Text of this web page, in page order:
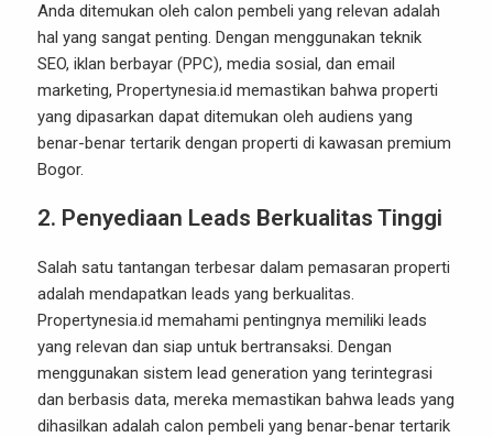
Anda ditemukan oleh calon pembeli yang relevan adalah
hal yang sangat penting. Dengan menggunakan teknik
SEO, iklan berbayar (PPC), media sosial, dan email
marketing, Propertynesia.id memastikan bahwa properti
yang dipasarkan dapat ditemukan oleh audiens yang
benar-benar tertarik dengan properti di kawasan premium
Bogor.
2. Penyediaan Leads Berkualitas Tinggi
Salah satu tantangan terbesar dalam pemasaran properti
adalah mendapatkan leads yang berkualitas.
Propertynesia.id memahami pentingnya memiliki leads
yang relevan dan siap untuk bertransaksi. Dengan
menggunakan sistem lead generation yang terintegrasi
dan berbasis data, mereka memastikan bahwa leads yang
dihasilkan adalah calon pembeli yang benar-benar tertarik